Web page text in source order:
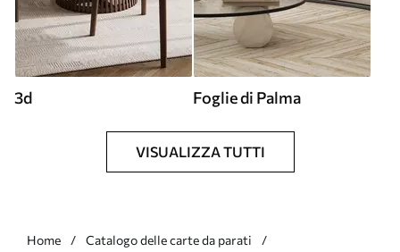
3d Foglie di Palma
VISUALIZZA TUTTI
Home
Catalogo delle carte da parati